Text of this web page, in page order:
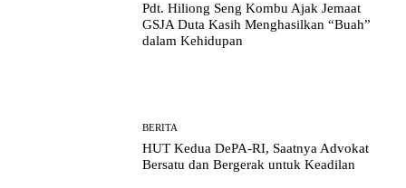
Pdt. Hiliong Seng Kombu Ajak Jemaat
GSJA Duta Kasih Menghasilkan “Buah”
dalam Kehidupan
BERITA
HUT Kedua DePA-RI, Saatnya Advokat
Bersatu dan Bergerak untuk Keadilan